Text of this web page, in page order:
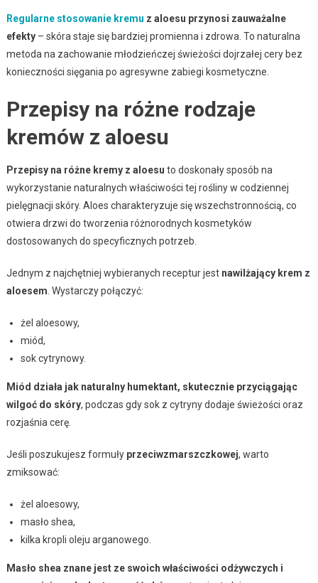
Regularne stosowanie kremu z aloesu przynosi zauważalne
efekty– skóra staje się bardziej promienna i zdrowa. To naturalna
metoda na zachowanie młodzieńczej świeżości dojrzałej cery bez
konieczności sięgania po agresywne zabiegi kosmetyczne.
Przepisy na różne rodzaje
kremów z aloesu
Przepisy na różne kremy z aloesu to doskonały sposób na
wykorzystanie naturalnych właściwości tej rośliny w codziennej
pielęgnacji skóry. Aloes charakteryzuje się wszechstronnością, co
otwiera drzwi do tworzenia różnorodnych kosmetyków
dostosowanych do specyficznych potrzeb.
Jednym z najchętniej wybieranych receptur jest nawilżający krem z
aloesem . Wystarczy połączyć:
żel aloesowy,
miód,
sok cytrynowy.
Miód działa jak naturalny humektant, skutecznie przyciągając
wilgoć do skóry, podczas gdy sok z cytryny dodaje świeżości oraz
rozjaśnia cerę.
Jeśli poszukujesz formuły przeciwzmarszczkowej, warto
zmiksować:
żel aloesowy,
masło shea,
kilka kropli oleju arganowego.
Masło shea znane jest ze swoich właściwości odżywczych i